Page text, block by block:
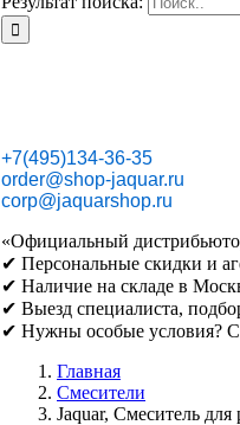
+7(495)134-36-35
order@shop-jaquar.ru
corp@jaquarshop.ru
«Официальный
✔ Персональные скидки и
✔ Наличие на складе в
✔ Выезд специалиста,
✔ Нужны особые условия?
Главная
Смесители
Jaquar, Смеситель